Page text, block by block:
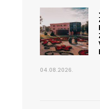
04.08.2026.